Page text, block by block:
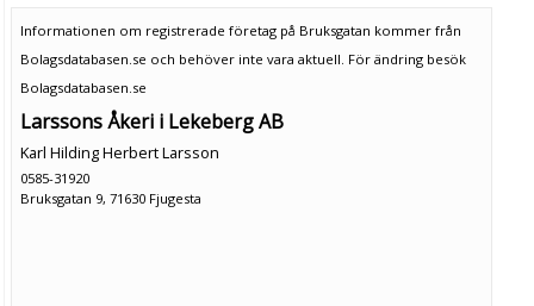
Informationen om registrerade företag på Bruksgatan kommer från
Bolagsdatabasen.se och behöver inte vara aktuell. För ändring besök
Bolagsdatabasen.se
Larssons Åkeri i Lekeberg AB
Karl Hilding Herbert Larsson
0585-31920
Bruksgatan 9, 71630 Fjugesta